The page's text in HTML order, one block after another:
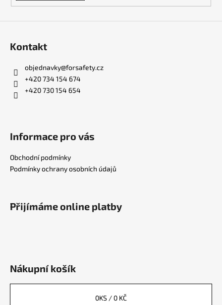
Kontakt
objednavky@forsafety.cz
+420 734 154 674
+420 730 154 654
Informace pro vás
Obchodní podmínky
Podmínky ochrany osobních údajů
Přijímáme online platby
Nákupní košík
0KS / 0 KČ